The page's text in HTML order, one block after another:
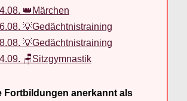
👑Märchen
💡Gedächtnistraining
💡Gedächtnistraining
🪑Sitzgymnastik
Fortbildungen anerkannt als